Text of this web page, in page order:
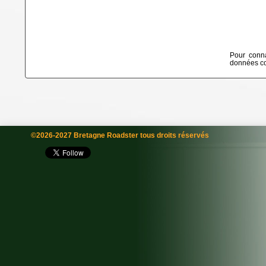
Pour
données
©2026-2027 Bretagne Roadster tous droits réservés